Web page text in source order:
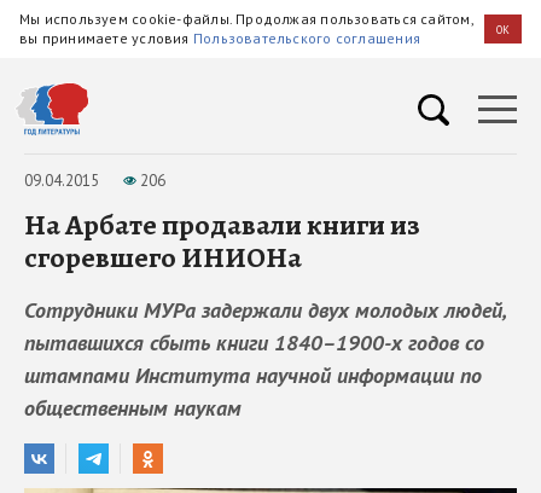
Мы используем cookie-файлы. Продолжая пользоваться сайтом,
вы принимаете условия Пользовательского соглашения OK
09.04.2015 206
На Арбате продавали книги из
сгоревшего ИНИОНа
Сотрудники МУРа задержали двух молодых людей,
пытавшихся сбыть книги 1840–1900-х годов со
штампами Института научной информации по
общественным наукам